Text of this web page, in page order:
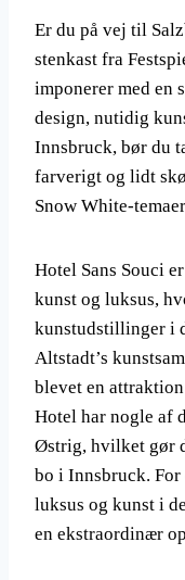
Er du på vej til
stenkast fra
imponerer med en
design, nutidig
Innsbruck, bør du
farverigt og lidt
Snow White-
Hotel Sans Souci
kunst og luksus,
kunstudstillinger i
Altstadt’s
blevet en
Hotel har nogle af
Østrig, hvilket gør
bo i Innsbruck. For
luksus og kunst i
en ekstraordinær